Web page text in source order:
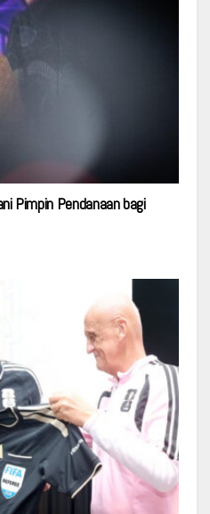
Pimpin Pendanaan bagi